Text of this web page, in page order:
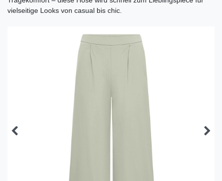
vielseitige Looks von casual bis chic.